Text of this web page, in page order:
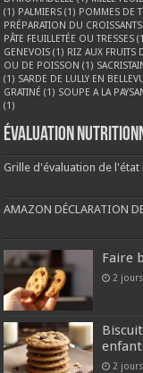
(1) PALMIERS (1) POMMES DE
PRÉPARATION DU CROISSANTS
PÂTE FEUILLETÉE OU TRESSES
GENEVOIS (1) RIZ AUX FRUITS
OU DE POISSON (1)
(1) SARDE DE LULLY EN
GRATINÉ (1) SOUPE A LA
(1)
Évaluation
Grille d'évaluation de l'état
AMAZON DÉCLARATION
Faire
2
2